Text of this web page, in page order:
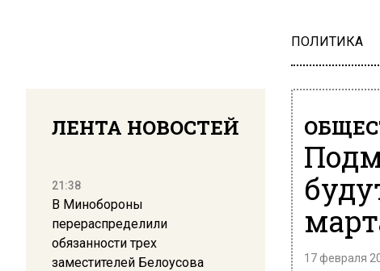
ПОЛИТИКА
ЛЕНТА НОВОСТЕЙ
21:38
В Минобороны
перераспределили
обязанности трех
заместителей Белоусова
17 февраля